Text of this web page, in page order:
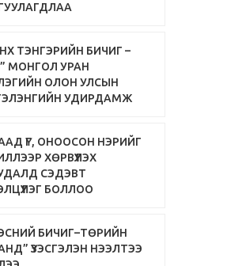
ТЭНГЭРИЙН БИЧИГ –
МОНГОЛ УРАН
ОЛОН УЛСЫН
УДИРДАМЖ
ҮГ, ОНООСОН НЭРИЙГ
ХӨРВҮҮЛЭХ
СЭДЭВТ
БОЛЛОО
БИЧИГ–ТӨРИЙН
ҮЗЭСГЭЛЭН НЭЭЛТЭЭ